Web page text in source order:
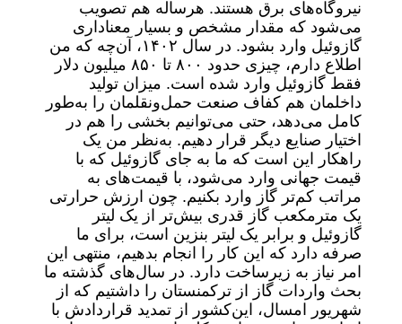
نیروگاه‌های برق هستند. هرساله هم تصویب
می‌شود که مقدار مشخص و بسیار معناداری
گازوئیل وارد بشود. در سال ۱۴۰۲، آن‌چه که من
اطلاع دارم، چیزی حدود ۸۰۰ تا ۸۵۰ میلیون دلار
فقط گازوئیل وارد شده ‌است. میزان تولید
داخلمان هم کفاف صنعت حمل‌ونقلمان را به‌طور
کامل می‌دهد، حتی می‌توانیم بخشی را هم در
اختیار صنایع دیگر قرار دهیم. به‌نظر من یک
راهکار این است که ما به جای گازوئیل که با
قیمت جهانی وارد می‌شود، با قیمت‌های به
مراتب کم‌تر گاز وارد بکنیم. چون ارزش حرارتی
یک مترمکعب گاز قدری بیش‌تر از یک لیتر
گازوئیل و برابر یک لیتر بنزین است، برای ما
صرفه دارد که این کار را انجام بدهیم، منتهی این
امر نیاز به زیرساخت دارد. در سال‌های گذشته ما
بحث واردات گاز از ترکمنستان را داشتیم که از
شهریور امسال، این‌کشور از تمدید قراردادش با